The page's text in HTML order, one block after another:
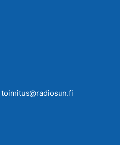
toimitus@radiosun.fi